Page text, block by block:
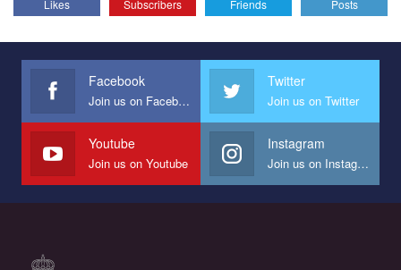
Эмоционально сильный ролик от команды "Гей-альянс
представляющий программу развития организации.
Мы просим вас поддержать нас и помочь нам реализовать
наш план по борьбе с насилием и дискриминацией на почве
СОГИ в Украине.
Все, что вам нужно сделать - это зайти на наш канал YouTube
по этой ссылке и поставить лайк под видео.
Likes Subscribers Friends Posts
Facebook
Join us on Facebook
Twitter
Join us on Twitter
Youtube
Join us on Youtube
Instagram
Join us on Instagram